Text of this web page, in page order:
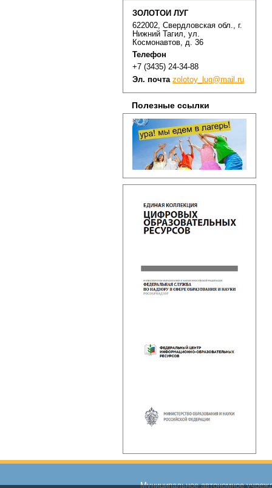
ЗОЛОТОЙ ЛУГ
622002, Свердловская обл., г.
Нижний Тагил, ул.
Космонавтов, д. 36
Телефон
+7 (3435) 24-34-88
Эл. почта zolotoy_lug@mail.ru
Полезные ссылки
Муниципальное автономное